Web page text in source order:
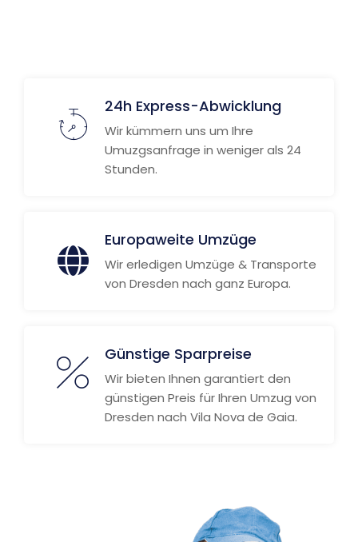
24h Express-Abwicklung
Wir kümmern uns um Ihre
Umuzgsanfrage in weniger als 24
Stunden.
Europaweite Umzüge
Wir erledigen Umzüge & Transporte
von Dresden nach ganz Europa.
Günstige Sparpreise
Wir bieten Ihnen garantiert den
günstigen Preis für Ihren Umzug von
Dresden nach Vila Nova de Gaia.